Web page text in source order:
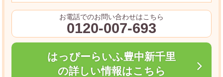
お電話でのお問い合わせはこちら
0120-007-693
はっぴーらいふ豊中新千里
の詳しい情報はこちら